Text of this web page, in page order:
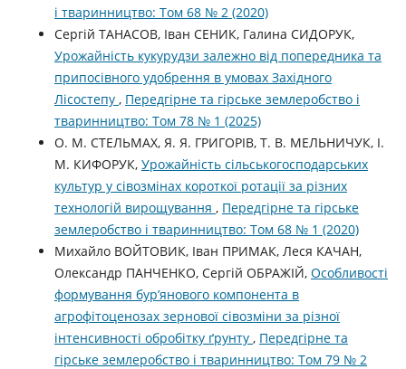
і тваринництво: Том 68 № 2 (2020)
Сергій ТАНАСОВ, Іван СЕНИК, Галина СИДОРУК,
Урожайність кукурудзи залежно від попередника та
припосівного удобрення в умовах Західного
Лісостепу , Передгірне та гірське землеробство і
тваринництво: Том 78 № 1 (2025)
О. М. СТЕЛЬМАХ, Я. Я. ГРИГОРІВ, Т. В. МЕЛЬНИЧУК, І.
М. КИФОРУК, Урожайність сільськогосподарських
культур у сівозмінах короткої ротації за різних
технологій вирощування , Передгірне та гірське
землеробство і тваринництво: Том 68 № 1 (2020)
Михайло ВОЙТОВИК, Іван ПРИМАК, Леся КАЧАН,
Олександр ПАНЧЕНКО, Сергій ОБРАЖІЙ, Особливості
формування бур’янового компонента в
агрофітоценозах зернової сівозміни за різної
інтенсивності обробітку ґрунту , Передгірне та
гірське землеробство і тваринництво: Том 79 № 2